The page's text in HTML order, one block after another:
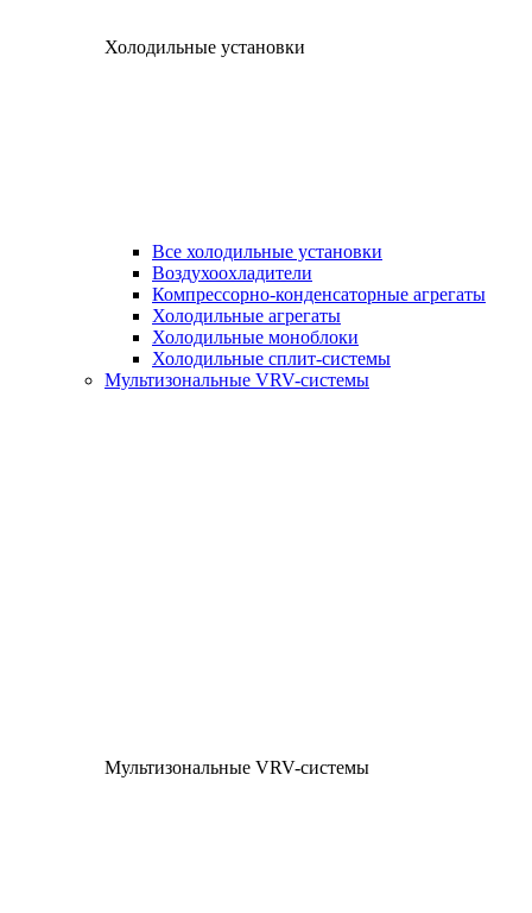
Холодильные установки
Все холодильные установки
Воздухоохладители
Компрессорно-конденсаторные агрегаты
Холодильные агрегаты
Холодильные моноблоки
Холодильные сплит-системы
Мультизональные VRV-системы
Мультизональные VRV-системы